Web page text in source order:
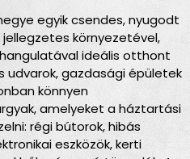
egyik csendes, nyugodt
környezetével,
ideális otthont
udvarok, gazdasági épületek
könnyen
amelyeket a háztartási
régi bútorok, hibás
eszközök, kerti